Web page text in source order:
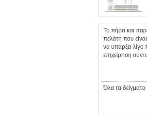
Το πήρα και
πελάτη που
να υπάρξει λίγο
επιχείρηση
Όλα τα δείγματα